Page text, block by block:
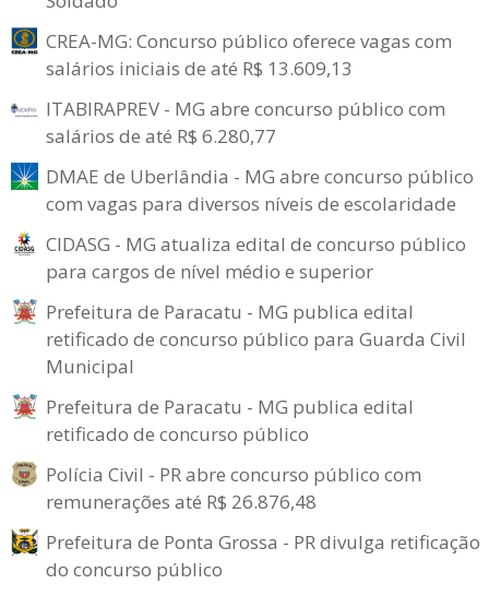
CREA-MG: Concurso público oferece vagas com
salários iniciais de até R$ 13.609,13
ITABIRAPREV - MG abre concurso público com
salários de até R$ 6.280,77
DMAE de Uberlândia - MG abre concurso público
com vagas para diversos níveis de escolaridade
CIDASG - MG atualiza edital de concurso público
para cargos de nível médio e superior
Prefeitura de Paracatu - MG publica edital
retificado de concurso público para Guarda Civil
Municipal
Prefeitura de Paracatu - MG publica edital
retificado de concurso público
Polícia Civil - PR abre concurso público com
remunerações até R$ 26.876,48
Prefeitura de Ponta Grossa - PR divulga retificação
do concurso público